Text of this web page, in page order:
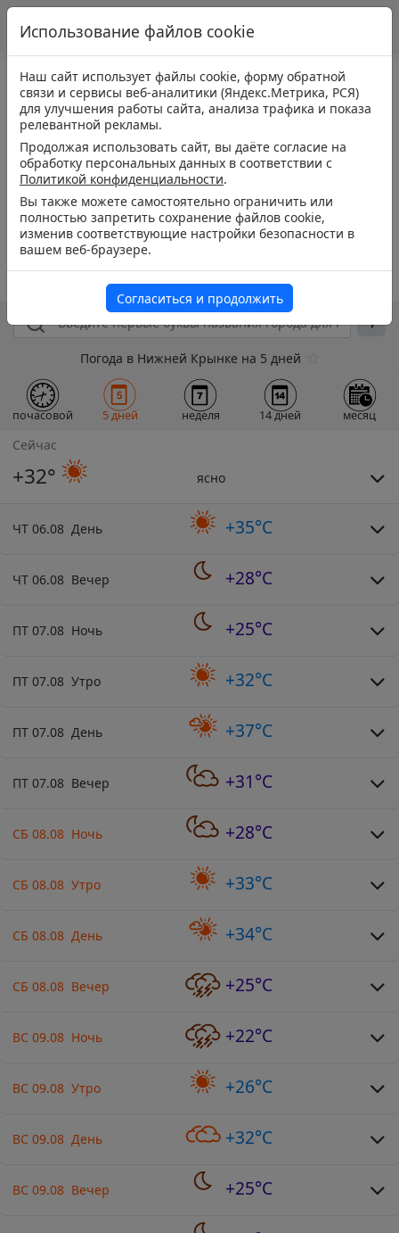
Погода в Нижней Крынке на 5 дней
почасовой 5 дней неделя 14 дней месяц
Сейчас
+32° ясно
ЧТ 06.08 День +35°C
ЧТ 06.08 Вечер +28°C
ПТ 07.08 Ночь +25°C
ПТ 07.08 Утро +32°C
ПТ 07.08 День +37°C
ПТ 07.08 Вечер +31°C
СБ 08.08 Ночь +28°C
СБ 08.08 Утро +33°C
СБ 08.08 День +34°C
СБ 08.08 Вечер +25°C
ВС 09.08 Ночь +22°C
ВС 09.08 Утро +26°C
ВС 09.08 День +32°C
ВС 09.08 Вечер +25°C
Использование файлов cookie
Наш сайт использует файлы cookie, форму обратной
связи и сервисы веб-аналитики (Яндекс.Метрика, РСЯ)
для улучшения работы сайта, анализа трафика и показа
релевантной рекламы.
Продолжая использовать сайт, вы даёте согласие на
обработку персональных данных в соответствии с
Политикой конфиденциальности.
Вы также можете самостоятельно ограничить или
полностью запретить сохранение файлов cookie,
изменив соответствующие настройки безопасности в
вашем веб-браузере.
Согласиться и продолжить